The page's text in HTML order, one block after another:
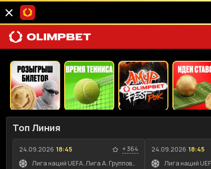
Топ Линия
24.09.2026 18:45 +364
Лига наций UEFA. Лига A. Групповой этап
24.09.2026 18:45